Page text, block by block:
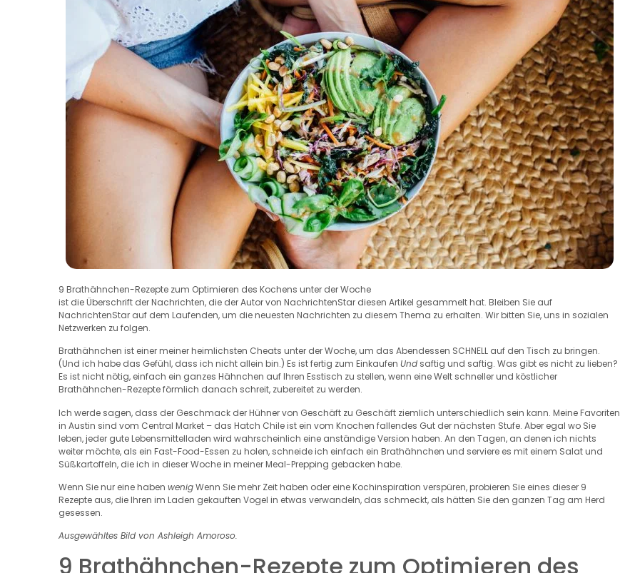
9 Brathähnchen-Rezepte zum Optimieren des Kochens unter der Woche
ist die Überschrift der Nachrichten, die der Autor von NachrichtenStar diesen Artikel gesammelt hat. Bleiben Sie auf
NachrichtenStar auf dem Laufenden, um die neuesten Nachrichten zu diesem Thema zu erhalten. Wir bitten Sie, uns in sozialen
Netzwerken zu folgen.
Brathähnchen ist einer meiner heimlichsten Cheats unter der Woche, um das Abendessen SCHNELL auf den Tisch zu bringen.
(Und ich habe das Gefühl, dass ich nicht allein bin.) Es ist fertig zum Einkaufen Und saftig und saftig. Was gibt es nicht zu lieben?
Es ist nicht nötig, einfach ein ganzes Hähnchen auf Ihren Esstisch zu stellen, wenn eine Welt schneller und köstlicher
Brathähnchen-Rezepte förmlich danach schreit, zubereitet zu werden.
Ich werde sagen, dass der Geschmack der Hühner von Geschäft zu Geschäft ziemlich unterschiedlich sein kann. Meine Favoriten
in Austin sind vom Central Market – das Hatch Chile ist ein vom Knochen fallendes Gut der nächsten Stufe. Aber egal wo Sie
leben, jeder gute Lebensmittelladen wird wahrscheinlich eine anständige Version haben. An den Tagen, an denen ich nichts
weiter möchte, als ein Fast-Food-Essen zu holen, schneide ich einfach ein Brathähnchen und serviere es mit einem Salat und
Süßkartoffeln, die ich in dieser Woche in meiner Meal-Prepping gebacken habe.
Wenn Sie nur eine haben wenigWenn Sie mehr Zeit haben oder eine Kochinspiration verspüren, probieren Sie eines dieser 9
Rezepte aus, die Ihren im Laden gekauften Vogel in etwas verwandeln, das schmeckt, als hätten Sie den ganzen Tag am Herd
gesessen.
Ausgewähltes Bild von Ashleigh Amoroso.
9 Brathähnchen-Rezepte zum Optimieren des